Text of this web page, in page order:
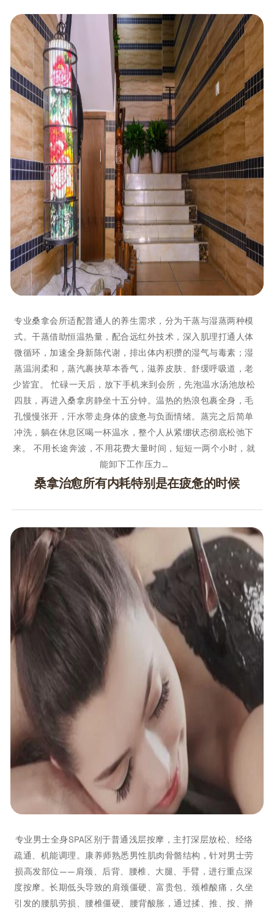
专业桑拿会所适配普通人的养生需求，分为干蒸与湿蒸两种模
式。干蒸借助恒温热量，配合远红外技术，深入肌理打通人体
微循环，加速全身新陈代谢，排出体内积攒的湿气与毒素；湿
蒸温润柔和，蒸汽裹挟草本香气，滋养皮肤、舒缓呼吸道，老
少皆宜。 忙碌一天后，放下手机来到会所，先泡温水汤池放松
四肢，再进入桑拿房静坐十五分钟。温热的热浪包裹全身，毛
孔慢慢张开，汗水带走身体的疲惫与负面情绪。蒸完之后简单
冲洗，躺在休息区喝一杯温水，整个人从紧绷状态彻底松弛下
来。 不用长途奔波，不用花费大量时间，短短一两个小时，就
能卸下工作压力…
桑拿治愈所有内耗特别是在疲惫的时候
专业男士全身SPA区别于普通浅层按摩，主打深层放松、经络
疏通、机能调理。康养师熟悉男性肌肉骨骼结构，针对男士劳
损高发部位——肩颈、后背、腰椎、大腿、手臂，进行重点深
度按摩。长期低头导致的肩颈僵硬、富贵包、颈椎酸痛，久坐
引发的腰肌劳损、腰椎僵硬、腰背酸胀，通过揉、推、按、擀